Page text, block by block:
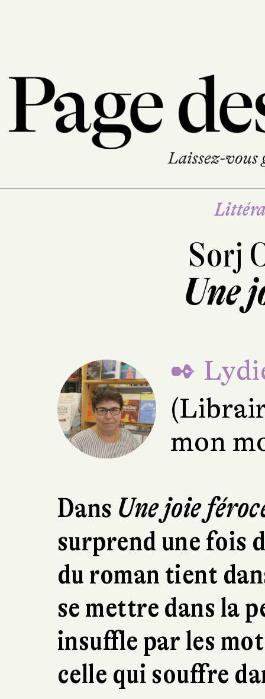
Sorj
Une
✒
mon
Dans Une joie
surprend une fois
du roman tient
se mettre dans la
insuffle par les
celle qui souffre